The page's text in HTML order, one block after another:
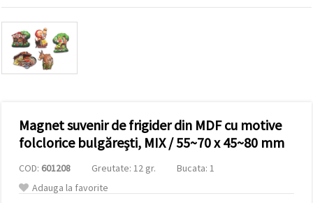
afișa
conținut și
reclame
mai
relevante,
analiză și
marketing.
acord să
utilizați
toate
cookie -
Magnet suvenir de frigider din MDF cu motive
folclorice bulgărești, MIX / 55~70 x 45~80 mm
COD: 601208 Greutate: 12 gr.
Bucata: 1
Adauga la favorite